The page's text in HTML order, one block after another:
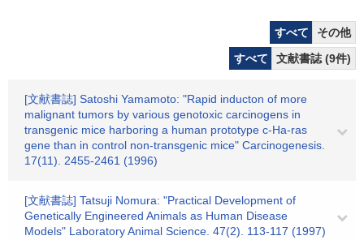
すべて
その他
すべて
文献書誌 (9件)
[文献書誌] Satoshi Yamamoto: "Rapid inducton of more
malignant tumors by various genotoxic carcinogens in
transgenic mice harboring a human prototype c-Ha-ras
gene than in control non-transgenic mice" Carcinogenesis.
17(11). 2455-2461 (1996)
[文献書誌] Tatsuji Nomura: "Practical Development of
Genetically Engineered Animals as Human Disease
Models" Laboratory Animal Science. 47(2). 113-117 (1997)